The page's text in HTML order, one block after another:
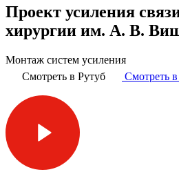
Проект усиления
хирургии им. А. В.
Монтаж систем усиления
Смотреть в Рутуб
Смотреть